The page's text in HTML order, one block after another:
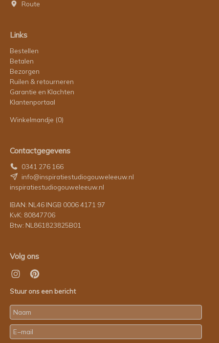
Route
Links
Bestellen
Betalen
Bezorgen
Ruilen & retourneren
Garantie en Klachten
Klantenportaal
Winkelmandje (0)
Contactgegevens
0341 276 166
info@inspiratiestudiogouweleeuw.nl
inspiratiestudiogouweleeuw.nl
IBAN: NL46 INGB 0006 4171 97
KvK: 80847706
Btw: NL861823825B01
Volg ons
Stuur ons een bericht